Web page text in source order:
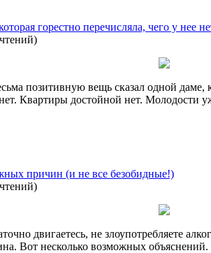
горестно перечисляла, чего у нее
)
позитивную вещь сказал одной даме,
Квартиры достойной нет. Молодости
причин (и не все безобидные!)
)
двигаетесь, не злоупотребляете
Вот несколько возможных объяснений.